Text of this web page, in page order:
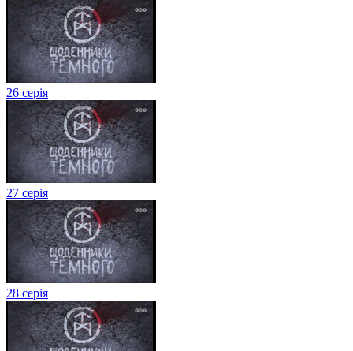
26 серія
27 серія
28 серія